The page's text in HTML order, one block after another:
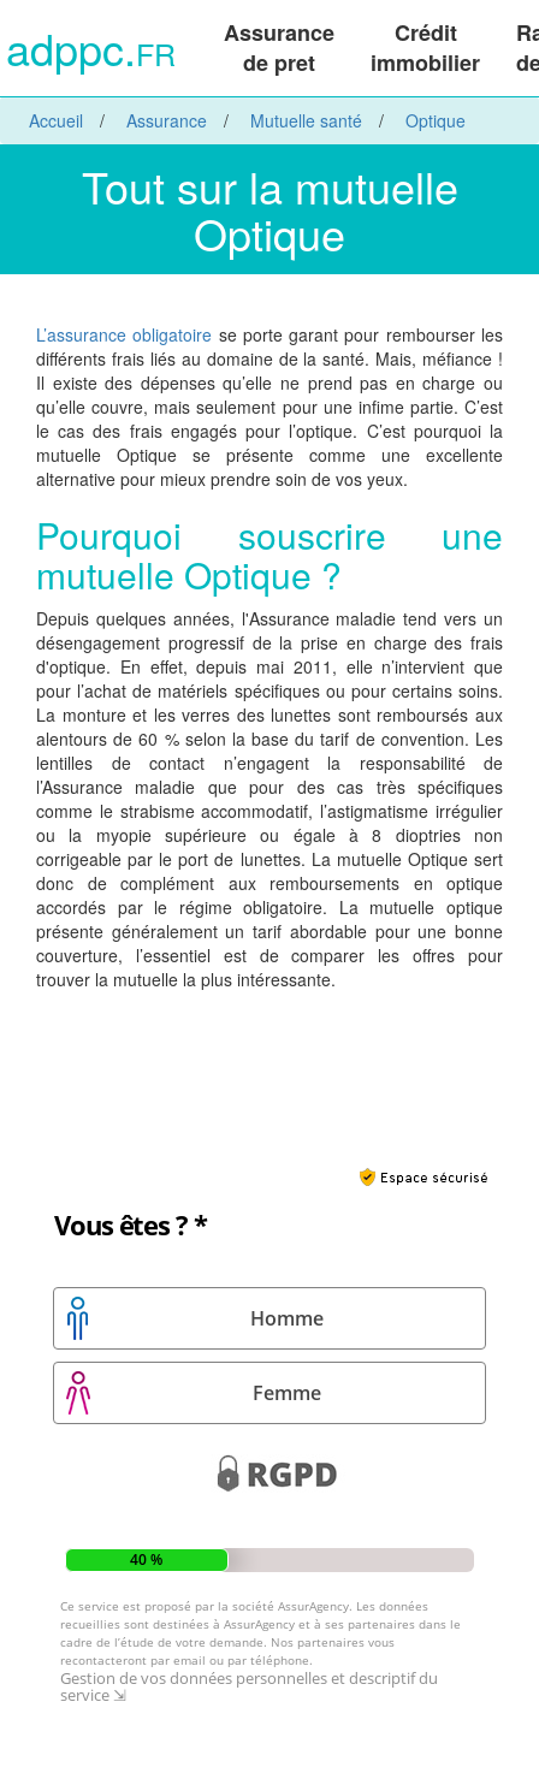
adppc.FR
Assurance
de pret
Crédit
immobilier
Accueil Assurance Mutuelle santé Optique
Tout sur la mutuelle
Optique
L’assurance obligatoire se porte garant pour rembourser les
différents frais liés au domaine de la santé. Mais, méfiance !
Il existe des dépenses qu’elle ne prend pas en charge ou
qu’elle couvre, mais seulement pour une infime partie. C’est
le cas des frais engagés pour l’optique. C’est pourquoi la
mutuelle Optique se présente comme une excellente
alternative pour mieux prendre soin de vos yeux.
Pourquoi souscrire une
mutuelle Optique ?
Depuis quelques années, l'Assurance maladie tend vers un
désengagement progressif de la prise en charge des frais
d'optique. En effet, depuis mai 2011, elle n’intervient que
pour l’achat de matériels spécifiques ou pour certains soins.
La monture et les verres des lunettes sont remboursés aux
alentours de 60 % selon la base du tarif de convention. Les
lentilles de contact n’engagent la responsabilité de
l’Assurance maladie que pour des cas très spécifiques
comme le strabisme accommodatif, l’astigmatisme irrégulier
ou la myopie supérieure ou égale à 8 dioptries non
corrigeable par le port de lunettes. La mutuelle Optique sert
donc de complément aux remboursements en optique
accordés par le régime obligatoire. La mutuelle optique
présente généralement un tarif abordable pour une bonne
couverture, l’essentiel est de comparer les offres pour
trouver la mutuelle la plus intéressante.